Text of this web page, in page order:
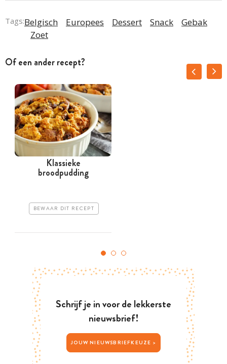
Tags:Belgisch Europees Dessert Snack
Gebak
Zoet
Of een ander recept?
Klassieke
broodpudding
BEWAAR DIT RECEPT
Schrijf je in voor de lekkerste
nieuwsbrief!
JOUW NIEUWSBRIEFKEUZE >